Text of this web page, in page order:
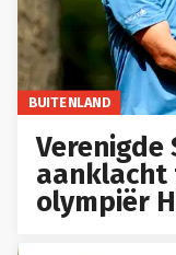
BUITENLAND
Verenigde
aanklacht
olympiër